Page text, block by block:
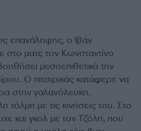
επανάληψης, ο Ιβάν
στο ματς τον Κωνσταντίνο
μεσοεπιθετικά την
Ο πιτσιρικάς κατάφερε να
στην γαλανόλευκη,
τόλμη με τις κινήσεις του. Στο
και γκολ με τον Τζόλη, που